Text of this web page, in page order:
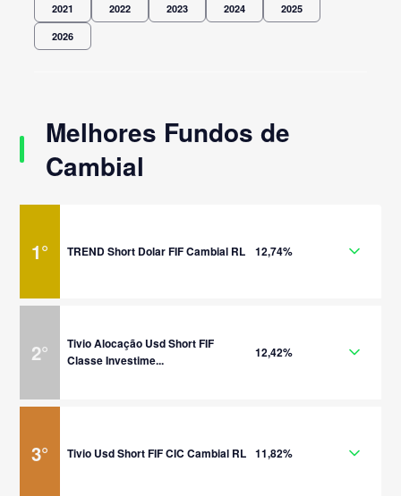
2021 2022 2023 2024 2025
2026
Melhores Fundos de
Cambial
1° TREND Short Dolar FIF Cambial RL 12,74%
2°
Tivio Alocação Usd Short FIF
Classe Investime...
12,42%
3° Tivio Usd Short FIF CIC Cambial RL 11,82%